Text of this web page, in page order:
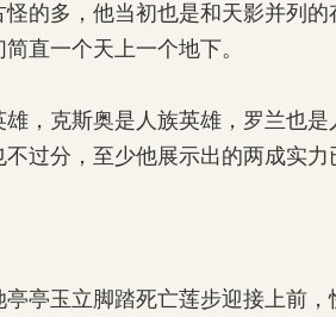
多，他当初也是和天影并列的
直一个天上一个地下。
克斯奥是人族英雄，罗兰也是
过分，至少他展示出的两成实
玉立脚踏死亡莲步迎接上前，